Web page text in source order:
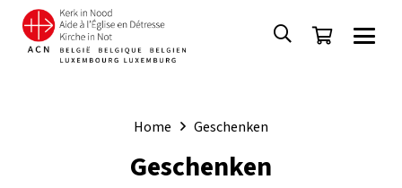
Home Geschenken
Geschenken